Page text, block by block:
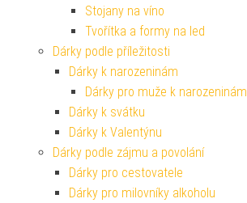
Stojany na víno
Tvořítka a formy na led
Dárky podle příležitosti
Dárky k narozeninám
Dárky pro muže k narozeninám
Dárky k svátku
Dárky k Valentýnu
Dárky podle zájmu a povolání
Dárky pro cestovatele
Dárky pro milovníky alkoholu